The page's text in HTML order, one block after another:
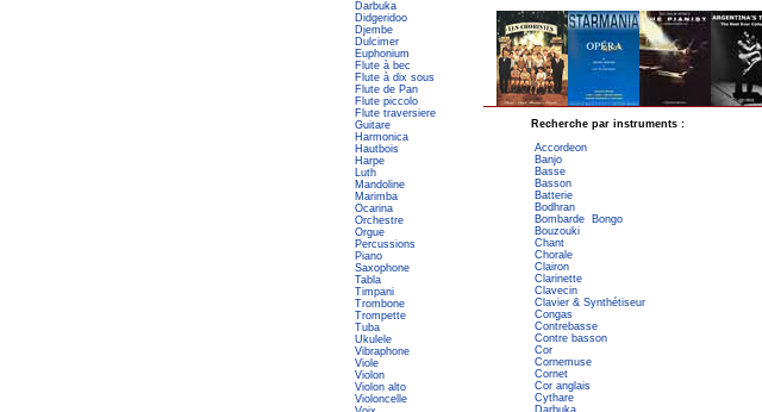
Darbuka
Didgeridoo
Djembe
Dulcimer
Euphonium
Flute à bec
Flute à dix sous
Flute de Pan
Flute piccolo
Flute traversiere
Guitare
Harmonica
Hautbois
Harpe
Luth
Mandoline
Marimba
Ocarina
Orchestre
Orgue
Percussions
Piano
Saxophone
Tabla
Timpani
Trombone
Trompette
Tuba
Ukulele
Vibraphone
Viole
Violon
Violon alto
Violoncelle
Recherche par instruments :
Accordeon
Banjo
Basse
Basson
Batterie
Bodhran
Bombarde
Bongo
Bouzouki
Chant
Chorale
Clairon
Clarinette
Clavecin
Clavier & Synthétiseur
Congas
Contrebasse
Contre basson
Cor
Cornemuse
Cornet
Cor anglais
Cythare
Darbuka